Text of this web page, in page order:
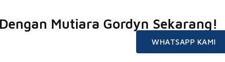
Mutiara Gordyn Sekarang!
WHATSAPP KAMI